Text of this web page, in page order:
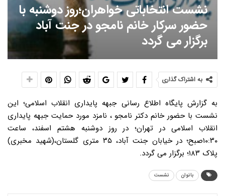
نشست انتخاباتی خواهران؛روز دوشنبه با
حضور سرکار خانم نامجو در جنت آباد
برگزار می گردد
به اشتراک گذاری
به گزارش پایگاه اطلاع رسانی جبهه پایداری انقلاب اسلامی؛ این
نشست با حضور خانم دکتر نامجو ، نامزد مورد حمایت جبهه پایداری
انقلاب اسلامی در تهران؛ در روز دوشنبه هشتم اسفند، ساعت
۱۰:۳۰صبح؛ در خیابان جنت آباد، ۳۵ متری گلستان،(شهید مخبری)
پلاک ۱۸۳؛ برگزار می گردد.
بانوان نشست